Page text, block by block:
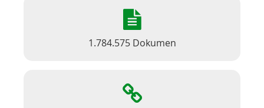
1.784.575 Dokumen